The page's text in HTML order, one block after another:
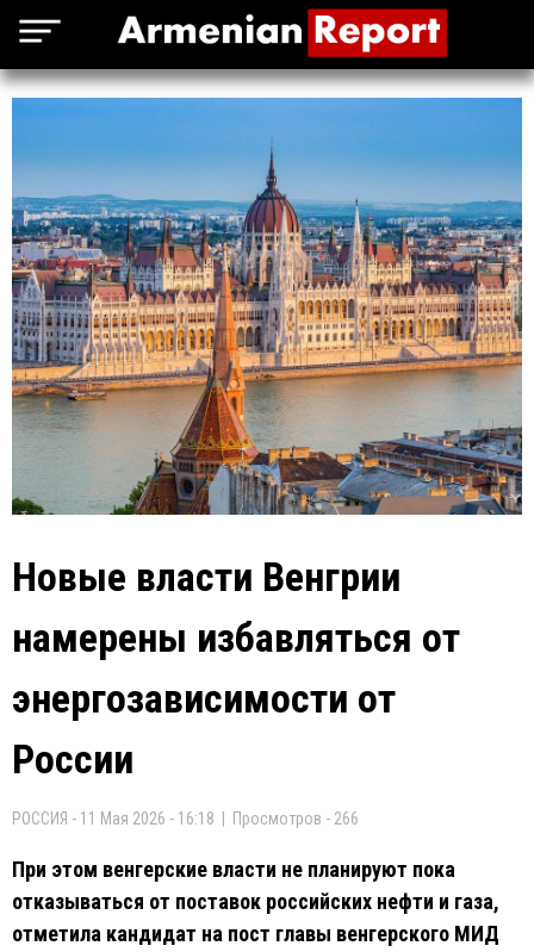
Новые власти Венгрии
намерены избавляться от
энергозависимости от
России
РОССИЯ - 11 Мая 2026 - 16:18 | Просмотров - 266
При этом венгерские власти не планируют пока
отказываться от поставок российских нефти и газа,
отметила кандидат на пост главы венгерского МИД